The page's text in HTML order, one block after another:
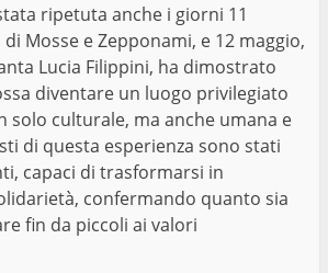
ripetuta anche i giorni 11
Mosse e Zepponami, e 12 maggio,
Lucia Filippini, ha dimostrato
diventare un luogo privilegiato
solo culturale, ma anche umana e
di questa esperienza sono stati
capaci di trasformarsi in
confermando quanto sia
fin da piccoli ai valori